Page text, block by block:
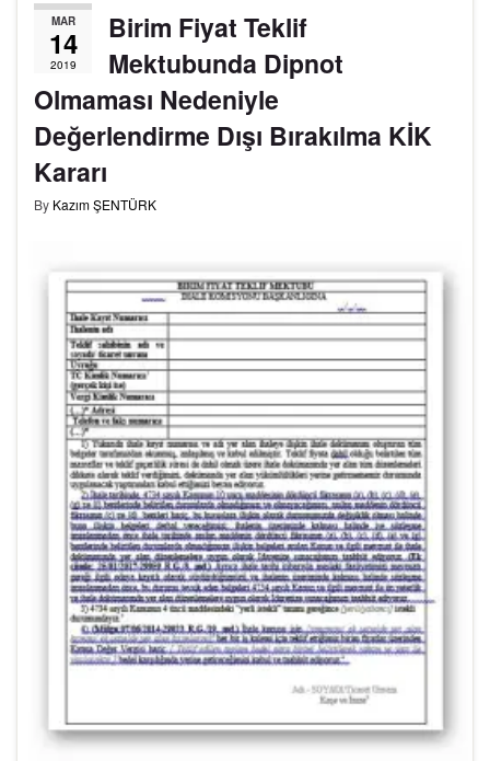
MAR
14
2019
Birim Fiyat Teklif
Mektubunda Dipnot
Olmaması Nedeniyle
Değerlendirme Dışı Bırakılma KİK
Kararı
By Kazım ŞENTÜRK